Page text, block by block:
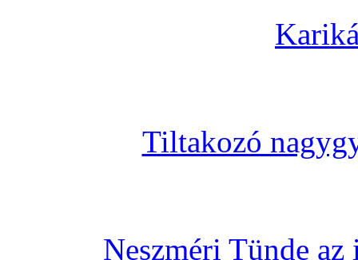
Tiltakozó
Neszméri Tünde